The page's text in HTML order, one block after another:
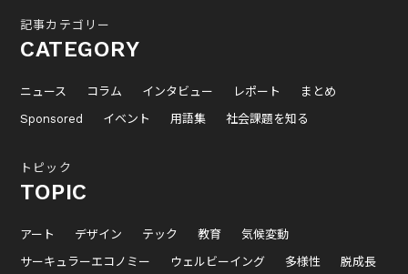
記事カテゴリー
CATEGORY
ニュース コラム インタビュー レポート
まとめ
Sponsored
イベント 用語集 社会課題を知る
トピック
TOPIC
アート デザイン テック 教育
気候変動
サーキュラーエコノミー
ウェルビーイング 多様性 脱成長